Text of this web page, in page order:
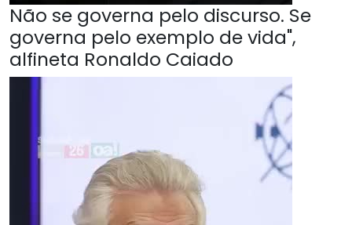
Não se governa pelo discurso. Se
governa pelo exemplo de vida",
alfineta Ronaldo Caiado